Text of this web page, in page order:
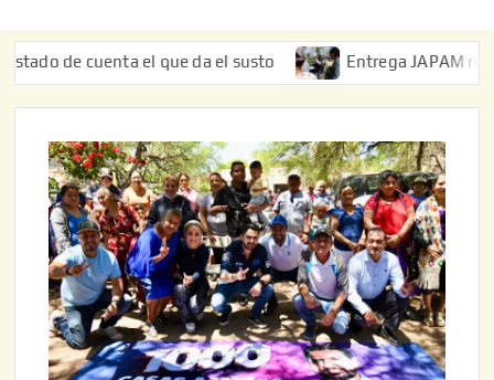
cuenta el que da el susto Entrega JAPAM